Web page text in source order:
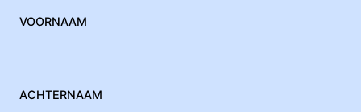
VOORNAAM
ACHTERNAAM